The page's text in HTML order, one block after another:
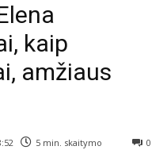
kaip
amžiaus
5 min. skaitymo 0